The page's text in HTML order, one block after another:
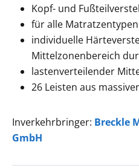
Kopf- und
für alle
individuelle
Mittelzonenbereich
lastenverteilender
26 Leisten aus
Inverkehrbringer: Breckle
GmbH